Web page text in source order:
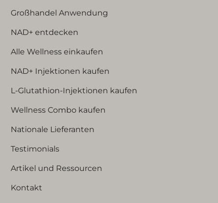
Großhandel Anwendung
NAD+ entdecken
Alle Wellness einkaufen
NAD+ Injektionen kaufen
L-Glutathion-Injektionen kaufen
Wellness Combo kaufen
Nationale Lieferanten
Testimonials
Artikel und Ressourcen
Kontakt